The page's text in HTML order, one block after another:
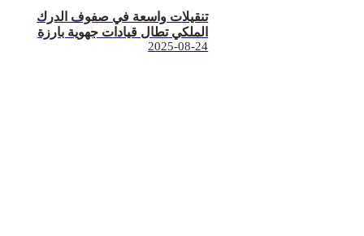
تنقيلات واسعة في صفوف الدرك
الملكي تطال قيادات جهوية بارزة
2025-08-24